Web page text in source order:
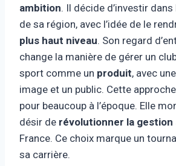
ambition. Il décide d’investir
de sa région, avec l’idée de le
plus haut niveau. Son regard
change la manière de gérer un
sport comme un produit, avec
image et un public. Cette
pour beaucoup à l’époque. Elle
désir de révolutionner la gestion
France. Ce choix marque un
sa carrière.